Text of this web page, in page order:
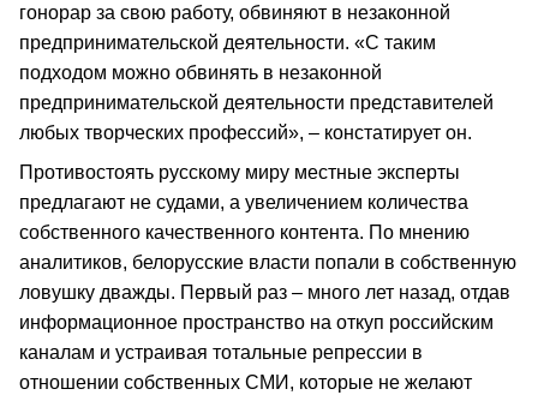
гонорар за свою работу, обвиняют в незаконной
предпринимательской деятельности. «С таким
подходом можно обвинять в незаконной
предпринимательской деятельности представителей
любых творческих профессий», – констатирует он.
Противостоять русскому миру местные эксперты
предлагают не судами, а увеличением количества
собственного качественного контента. По мнению
аналитиков, белорусские власти попали в собственную
ловушку дважды. Первый раз – много лет назад, отдав
информационное пространство на откуп российским
каналам и устраивая тотальные репрессии в
отношении собственных СМИ, которые не желают